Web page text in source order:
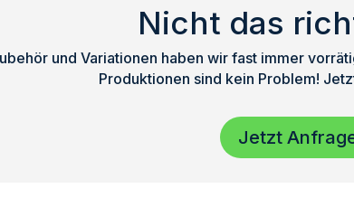
Nicht das
und Variationen haben wir fast immer
Produktionen sind kein Problem!
Jetzt